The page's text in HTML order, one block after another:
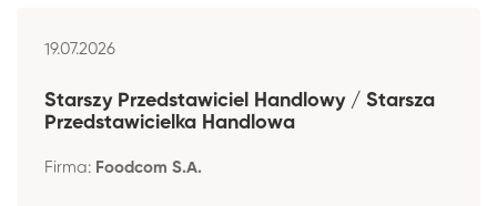
19.07.2026
Starszy Przedstawiciel Handlowy / Starsza
Przedstawicielka Handlowa
Firma: Foodcom S.A.